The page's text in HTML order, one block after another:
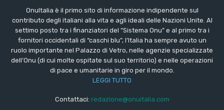
OnuItalia è il primo sito di informazione indipendente sul
contributo degli italiani alla vita e agli ideali delle Nazioni Unite. Al
settimo posto tra i finanziatori del “Sistema Onu” e al primo tra i
fornitori occidentali di “caschi blu”, l’Italia ha sempre avuto un
ruolo importante nel Palazzo di Vetro, nelle agenzie specializzate
dell’Onu (di cui molte ospitate sul suo territorio) e nelle operazioni
di pace e umanitarie in giro per il mondo.
LEGGI TUTTO
Contattaci: redazione@onuitalia.com